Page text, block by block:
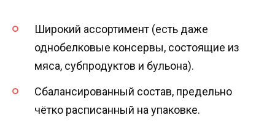
Широкий ассортимент (есть даже
однобелковые консервы, состоящие из
мяса, субпродуктов и бульона).
Сбалансированный состав, предельно
чётко расписанный на упаковке.